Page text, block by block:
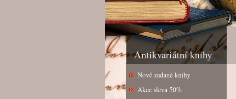
Antikvariátní knihy
Nově zadané knihy
Akce sleva 50%